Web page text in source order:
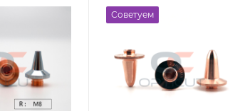
Советуем